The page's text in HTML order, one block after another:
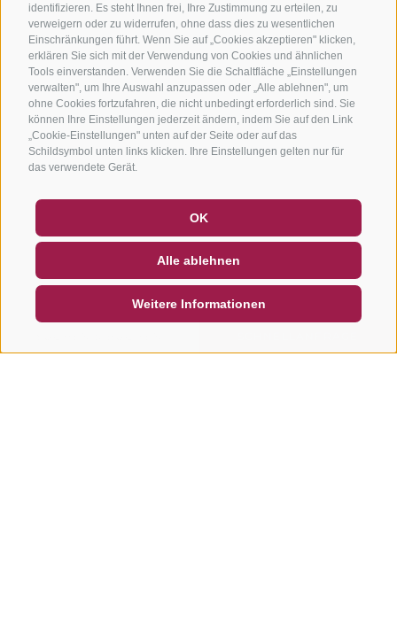
identifizieren. Es steht Ihnen frei, Ihre Zustimmung zu erteilen, zu
verweigern oder zu widerrufen, ohne dass dies zu wesentlichen
Einschränkungen führt. Wenn Sie auf „Cookies akzeptieren" klicken,
erklären Sie sich mit der Verwendung von Cookies und ähnlichen
Tools einverstanden. Verwenden Sie die Schaltfläche „Einstellungen
verwalten", um Ihre Auswahl anzupassen oder „Alle ablehnen", um
ohne Cookies fortzufahren, die nicht unbedingt erforderlich sind. Sie
können Ihre Einstellungen jederzeit ändern, indem Sie auf den Link
„Cookie-Einstellungen" unten auf der Seite oder auf das
Schildsymbol unten links klicken. Ihre Einstellungen gelten nur für
das verwendete Gerät.
OK
Alle ablehnen
Weitere Informationen
NEWSLETTER
SOCIAL WALL WETTER